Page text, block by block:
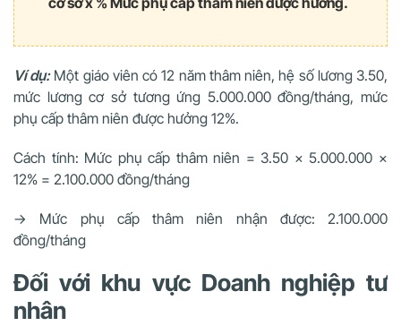
Ví dụ:Một giáo viên có 12 năm thâm niên, hệ số lương 3.50,
mức lương cơ sở tương ứng 5.000.000 đồng/tháng, mức
phụ cấp thâm niên được hưởng 12%.
Cách tính: Mức phụ cấp thâm niên = 3.50 × 5.000.000 ×
12% = 2.100.000 đồng/tháng
→ Mức phụ cấp thâm niên nhận được: 2.100.000
đồng/tháng
Đối với khu vực Doanh nghiệp tư
nhân